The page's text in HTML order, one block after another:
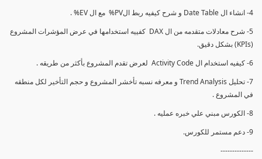
4- انشاء ال Date Table و شرح كيفيه ربط الPV% مع ال EV% .
5- شرح معادلات متقدمه من ال DAX كفييه استخدامها في عرض المؤشرات المشروع
(KPIs) بشكل دقيق.
6- كيفيه استخدام ال Activity Code لعرض تقدم المشروع بأكثر من طريقه .
7- تحليل Trend Analysis و معرفه نسبه تأخشر المشروع و حجم التأخير لكل منطقه
في المشروع .
8- الكورس مبني علي خبره عمليه .
9- دعم مستمر للكورس.
--------------